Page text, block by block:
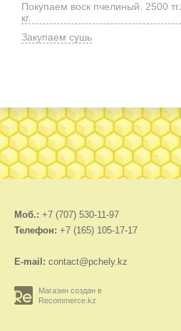
Покупаем воск пчелиный. 2500
кг.
Закупаем сушь
Моб.: +7 (707) 530-11-97
Телефон: +7 (165) 105-17-17
E-mail: contact@pchely.kz
Магазин создан в
Recommerce.kz